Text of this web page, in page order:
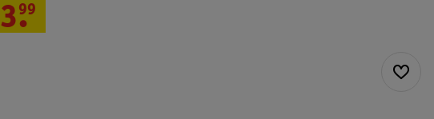
.
99